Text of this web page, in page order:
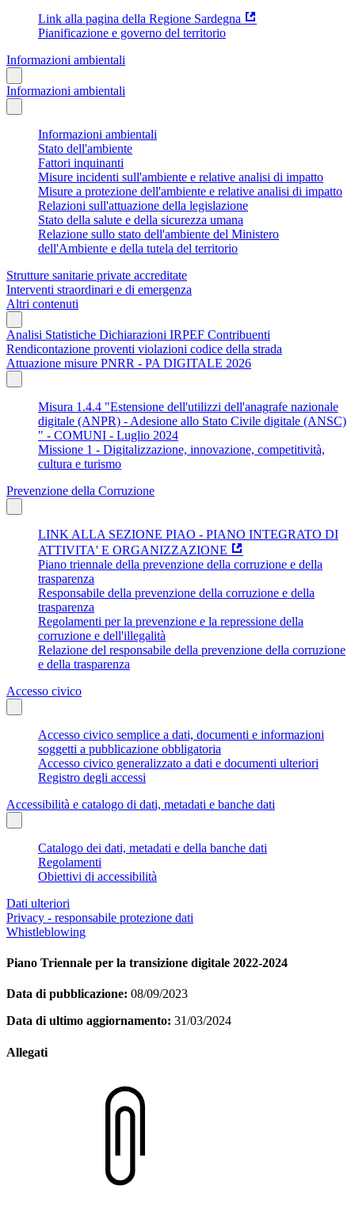
Link alla pagina della Regione Sardegna
Pianificazione e governo del territorio
Informazioni ambientali
Informazioni ambientali
Informazioni ambientali
Stato dell'ambiente
Fattori inquinanti
Misure incidenti sull'ambiente e relative analisi di impatto
Misure a protezione dell'ambiente e relative analisi di impatto
Relazioni sull'attuazione della legislazione
Stato della salute e della sicurezza umana
Relazione sullo stato dell'ambiente del Ministero
dell'Ambiente e della tutela del territorio
Strutture sanitarie private accreditate
Interventi straordinari e di emergenza
Altri contenuti
Analisi Statistiche Dichiarazioni IRPEF Contribuenti
Rendicontazione proventi violazioni codice della strada
Attuazione misure PNRR - PA DIGITALE 2026
Misura 1.4.4 "Estensione dell'utilizzi dell'anagrafe nazionale
digitale (ANPR) - Adesione allo Stato Civile digitale (ANSC)
" - COMUNI - Luglio 2024
Missione 1 - Digitalizzazione, innovazione, competitività,
cultura e turismo
Prevenzione della Corruzione
LINK ALLA SEZIONE PIAO - PIANO INTEGRATO DI
ATTIVITA' E ORGANIZZAZIONE
Piano triennale della prevenzione della corruzione e della
trasparenza
Responsabile della prevenzione della corruzione e della
trasparenza
Regolamenti per la prevenzione e la repressione della
corruzione e dell'illegalità
Relazione del responsabile della prevenzione della corruzione
e della trasparenza
Accesso civico
Accesso civico semplice a dati, documenti e informazioni
soggetti a pubblicazione obbligatoria
Accesso civico generalizzato a dati e documenti ulteriori
Registro degli accessi
Accessibilità e catalogo di dati, metadati e banche dati
Catalogo dei dati, metadati e della banche dati
Regolamenti
Obiettivi di accessibilità
Dati ulteriori
Privacy - responsabile protezione dati
Whistleblowing
Piano Triennale per la transizione digitale 2022-2024
Data di pubblicazione: 08/09/2023
Data di ultimo aggiornamento: 31/03/2024
Allegati